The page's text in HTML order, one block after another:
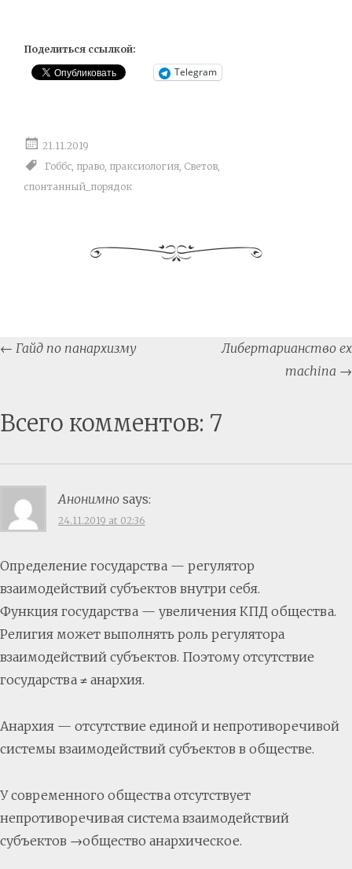
Поделиться ссылкой:
Telegram
21.11.2019
Гоббс право праксиология Светов
спонтанный_порядок
Post
navigation
← Гайд по панархизму
Либертарианство ex
machina →
Всего комментов: 7
Анонимно says:
24.11.2019 at 02:36
Определение государства — регулятор
взаимодействий субъектов внутри себя.
Функция государства — увеличения КПД общества.
Религия может выполнять роль регулятора
взаимодействий субъектов. Поэтому отсутствие
государства ≠ анархия.
Анархия — отсутствие единой и непротиворечивой
системы взаимодействий субъектов в обществе.
У современного общества отсутствует
непротиворечивая система взаимодействий
субъектов →общество анархическое.